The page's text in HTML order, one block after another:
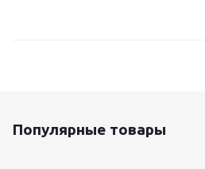
Популярные товары